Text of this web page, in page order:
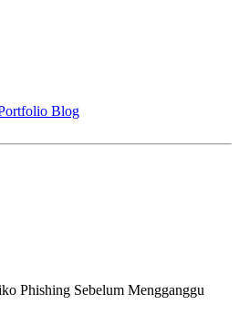
Blog
Phishing Sebelum Mengganggu